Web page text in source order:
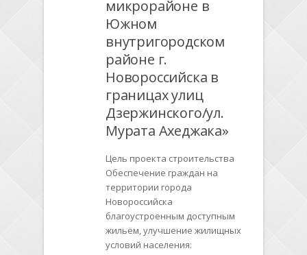
микрорайоне в
Южном
внутригородском
районе г.
Новороссийска в
границах улиц
Дзержинского/ул.
Мурата Ахеджака»
Цель проекта строительства
Обеспечение граждан на
территории города
Новороссийска
благоустроенным доступным
жильём, улучшение жилищных
условий населения: